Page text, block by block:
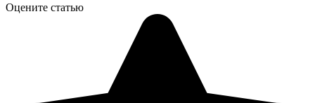
Оцените статью